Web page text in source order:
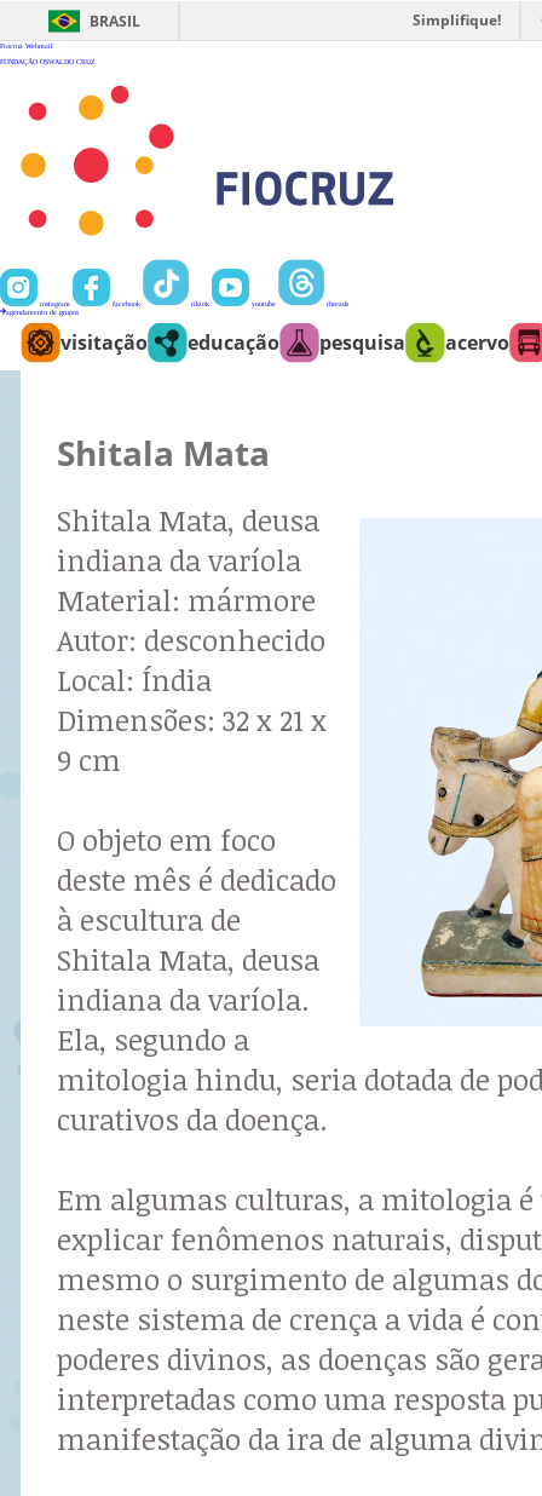
BRASIL Simplifique!
Fiocruz Webmail
FUNDAÇÃO OSWALDO CRUZ
instagram facebook tiktok youtube
threads
agendamento de grupos
visitação educação pesquisa acervo
Shitala Mata
Shitala Mata, deusa
indiana da varíola
Material: mármore
Autor: desconhecido
Local: Índia
Dimensões: 32 x 21 x
9 cm
O objeto em foco
deste mês é dedicado
à escultura de
Shitala Mata, deusa
indiana da varíola.
Ela, segundo a
mitologia hindu, seria dotada de
curativos da doença.
Em algumas culturas, a mitologia
explicar fenômenos naturais,
mesmo o surgimento de algumas
neste sistema de crença a vida é
poderes divinos, as doenças são
interpretadas como uma resposta
manifestação da ira de alguma